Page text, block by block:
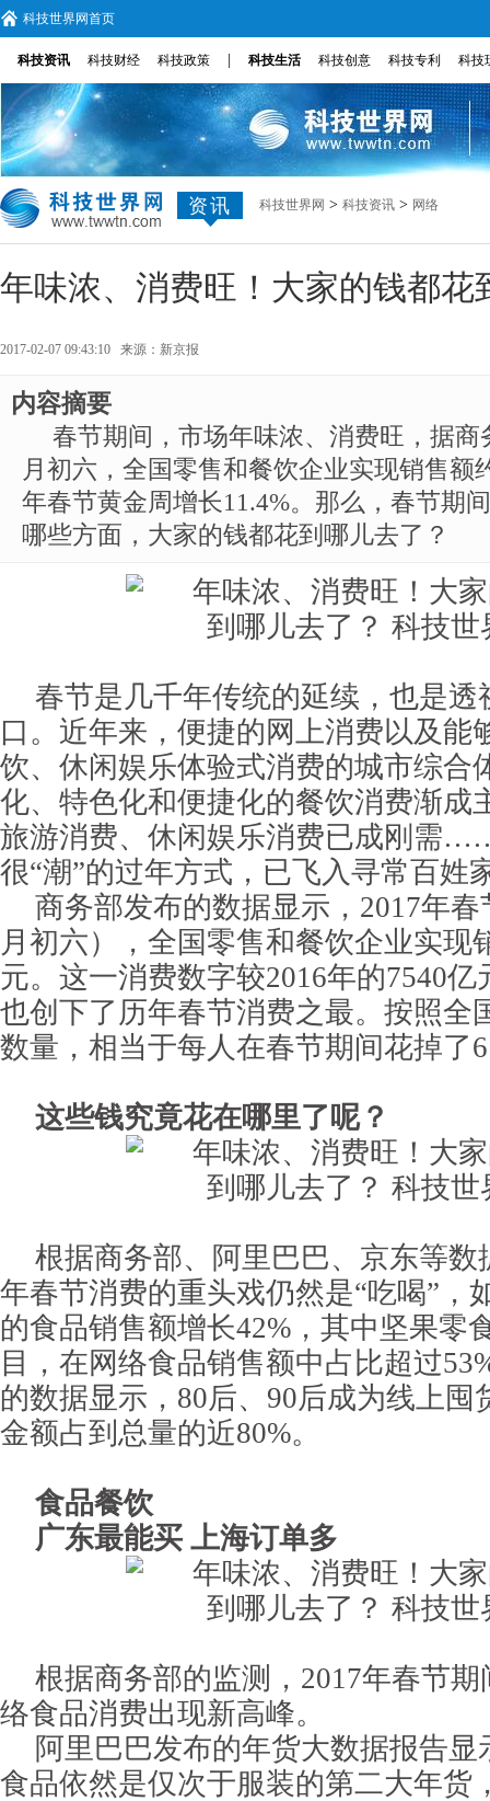
科技世界网首页
科技资讯 科技财经 科技政策 科技生活 科技创意 科技专利 科技
资讯 科技世界网 > 科技资讯 > 网络
年味浓、消费旺！大家的钱都花
2017-02-07 09:43:10 来源： 新京报
内容摘要
春节期间，市场年味浓、消费旺，据
月初六，全国零售和餐饮企业实现销售额
年春节黄金周增长11.4%。那么，春节期
哪些方面，大家的钱都花到哪儿去了？
春节是几千年传统的延续，也是透
口。近年来，便捷的网上消费以及能
饮、休闲娱乐体验式消费的城市综合
化、特色化和便捷化的餐饮消费渐成
旅游消费、休闲娱乐消费已成刚需
很“潮”的过年方式，已飞入寻常百姓
商务部发布的数据显示，2017年
月初六），全国零售和餐饮企业实现
元。这一消费数字较2016年的7540亿
也创下了历年春节消费之最。按照全
数量，相当于每人在春节期间花掉了
这些钱究竟花在哪里了呢？
根据商务部、阿里巴巴、京东等数
年春节消费的重头戏仍然是“吃喝”，
的食品销售额增长42%，其中坚果零
目，在网络食品销售额中占比超过
的数据显示，80后、90后成为线上囤
金额占到总量的近80%。
食品餐饮
广东最能买 上海订单多
根据商务部的监测，2017年春节
络食品消费出现新高峰。
阿里巴巴发布的年货大数据报告显
食品依然是仅次于服装的第二大年货